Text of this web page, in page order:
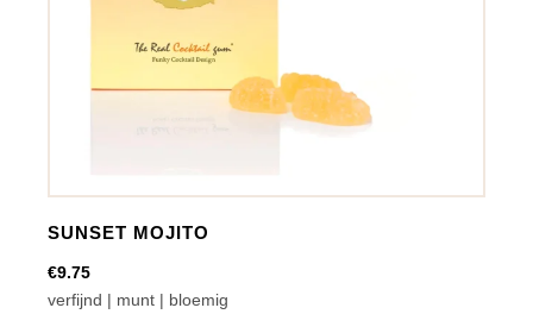
SUNSET MOJITO
€9.75
verfijnd | munt | bloemig